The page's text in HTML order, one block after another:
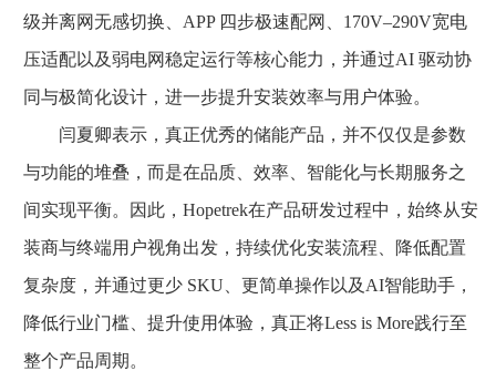
级并离网无感切换、APP 四步极速配网、170V–290V宽电
压适配以及弱电网稳定运行等核心能力，并通过AI 驱动协
同与极简化设计，进一步提升安装效率与用户体验。
闫夏卿表示，真正优秀的储能产品，并不仅仅是参数
与功能的堆叠，而是在品质、效率、智能化与长期服务之
间实现平衡。因此，Hopetrek在产品研发过程中，始终从安
装商与终端用户视角出发，持续优化安装流程、降低配置
复杂度，并通过更少 SKU、更简单操作以及AI智能助手，
降低行业门槛、提升使用体验，真正将Less is More践行至
整个产品周期。